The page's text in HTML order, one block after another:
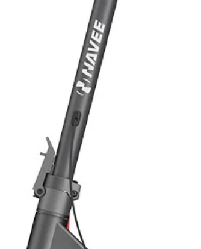
Protezione da inversione di polarità PV
Protezione contro la scarica della batteria
Protezione da surriscaldamento della batteria
Protezione da sovraccarico della batteria
Protezione da cortocircuito
Protezione da sovraccarico
Protezione da surriscaldamento del controller
Dimensioni e Peso
Dimensioni 216.3x150x56.7 mm
Peso 0.92 Kg